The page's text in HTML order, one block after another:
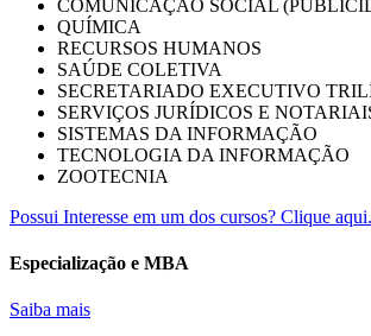
COMUNICAÇÃO SOCIAL
QUÍMICA
RECURSOS HUMANOS
SAÚDE COLETIVA
SECRETARIADO EXECUTIVO
SERVIÇOS JURÍDICOS E
SISTEMAS DA INFORMAÇÃO
TECNOLOGIA DA INFORMAÇÃO
ZOOTECNIA
Possui Interesse em um dos cursos? Clique aqui.
Especialização e MBA
Saiba mais